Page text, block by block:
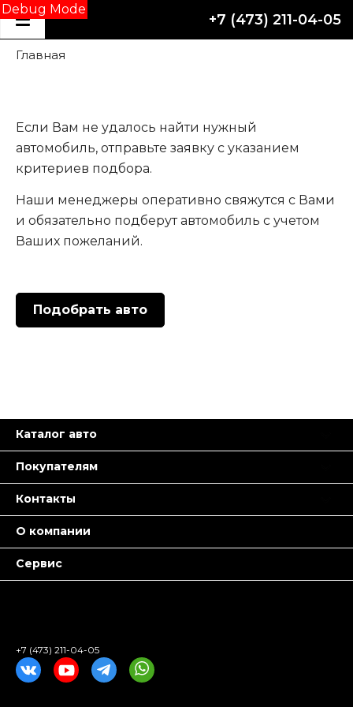
Debug Mode
+7 (473) 211-04-05
Главная
Если Вам не удалось найти нужный
автомобиль, отправьте заявку с указанием
критериев подбора.
Наши менеджеры оперативно свяжутся с Вами
и обязательно подберут автомобиль с учетом
Ваших пожеланий.
Подобрать авто
Каталог авто
Покупателям
Контакты
О компании
Сервис
+7 (473) 211-04-05